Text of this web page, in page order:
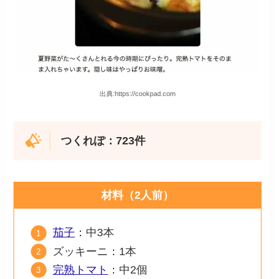
出典:https://cookpad.com
つくれぽ：723件
材料（2人前）
茄子 ：中3本
ズッキーニ：1本
完熟トマト ：中2個